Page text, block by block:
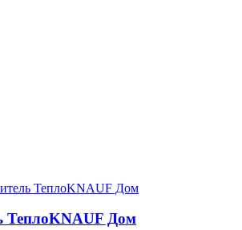
ТеплоKNAUF Дом